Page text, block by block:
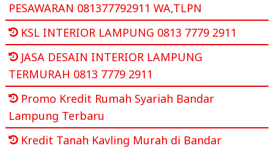
PESAWARAN 081377792911 WA,TLPN
KSL INTERIOR LAMPUNG 0813 7779 2911
JASA DESAIN INTERIOR LAMPUNG
TERMURAH 0813 7779 2911
Promo Kredit Rumah Syariah Bandar
Lampung Terbaru
Kredit Tanah Kavling Murah di Bandar